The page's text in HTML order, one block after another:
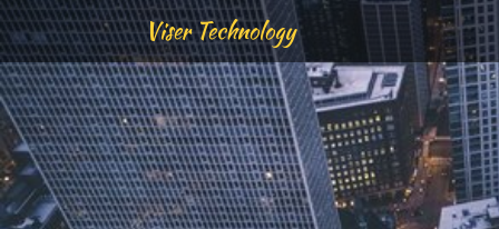
Viser Technology